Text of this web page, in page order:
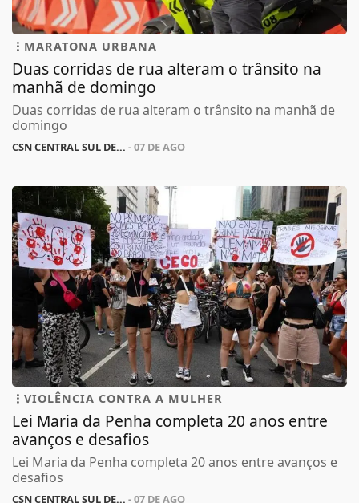
MARATONA URBANA
Duas corridas de rua alteram o trânsito na
manhã de domingo
Duas corridas de rua alteram o trânsito na manhã de
domingo
CSN CENTRAL SUL DE... - 07 DE AGO
VIOLÊNCIA CONTRA A MULHER
Lei Maria da Penha completa 20 anos entre
avanços e desafios
Lei Maria da Penha completa 20 anos entre avanços e
desafios
CSN CENTRAL SUL DE... - 07 DE AGO